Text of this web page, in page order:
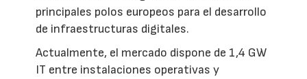
principales polos europeos para el desarrollo
de infraestructuras digitales.
Actualmente, el mercado dispone de 1,4 GW
IT entre instalaciones operativas y